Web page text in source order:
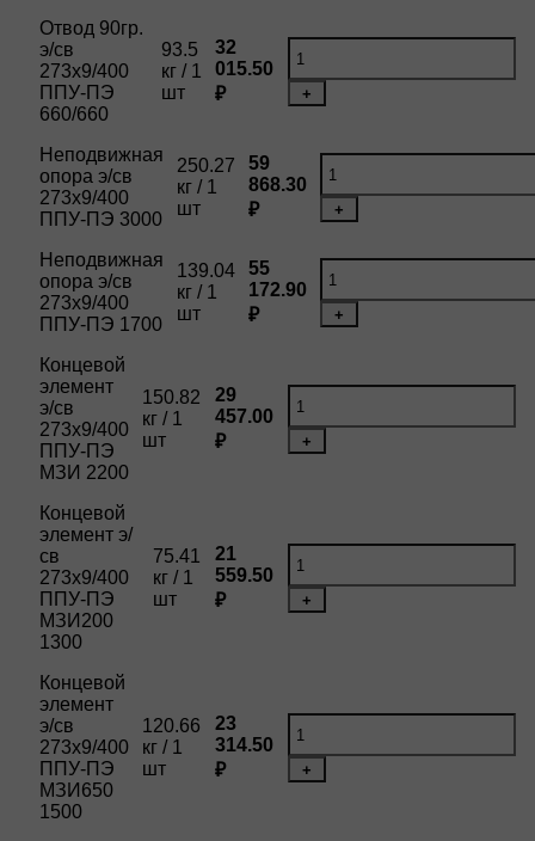
Отвод 90гр.
э/св
273х9/400
ППУ-ПЭ
660/660
93.5
кг / 1
шт
32
015.50
₽
+
Неподвижная
опора э/св
273х9/400
ППУ-ПЭ 3000
250.27
кг / 1
шт
59
868.30
₽
+
Неподвижная
опора э/св
273х9/400
ППУ-ПЭ 1700
139.04
кг / 1
шт
55
172.90
₽
+
Концевой
элемент
э/св
273х9/400
ППУ-ПЭ
МЗИ 2200
150.82
кг / 1
шт
29
457.00
₽
+
Концевой
элемент э/
св
273х9/400
ППУ-ПЭ
МЗИ200
1300
75.41
кг / 1
шт
21
559.50
₽
+
Концевой
элемент
э/св
273х9/400
ППУ-ПЭ
МЗИ650
1500
120.66
кг / 1
шт
23
314.50
₽
+